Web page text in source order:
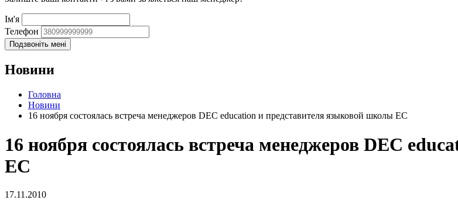
Ім'я
Телефон
Новини
Головна
Новини
16 ноября состоялась встреча менеджеров DEC education и представителя языковой школы EC
16 ноября состоялась встреча менеджеров DEC
EC
17.11.2010